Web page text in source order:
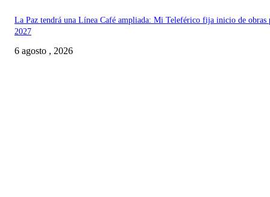
La Paz tendrá una Línea Café ampliada: Mi Teleférico fija inicio de obras
2027
6 agosto , 2026